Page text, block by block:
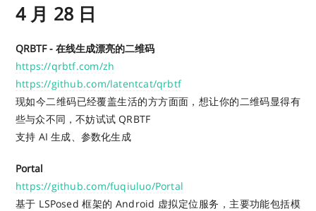
4 月 28 日
QRBTF - 在线生成漂亮的二维码
https://qrbtf.com/zh
https://github.com/latentcat/qrbtf
现如今二维码已经覆盖生活的方方面面，想让你的二维码显得有
些与众不同，不妨试试 QRBTF
支持 AI 生成、参数化生成
Portal
https://github.com/fuqiuluo/Portal
基于 LSPosed 框架的 Android 虚拟定位服务，主要功能包括模